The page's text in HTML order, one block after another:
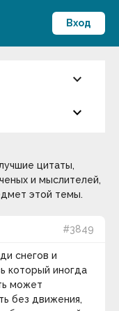
Вход
keyboard_arrow_down
цитаты,
и мыслителей,
этой темы.
#3849
снегов и
который иногда
может
без движения,
keyboard_arrow_down
катастрофы